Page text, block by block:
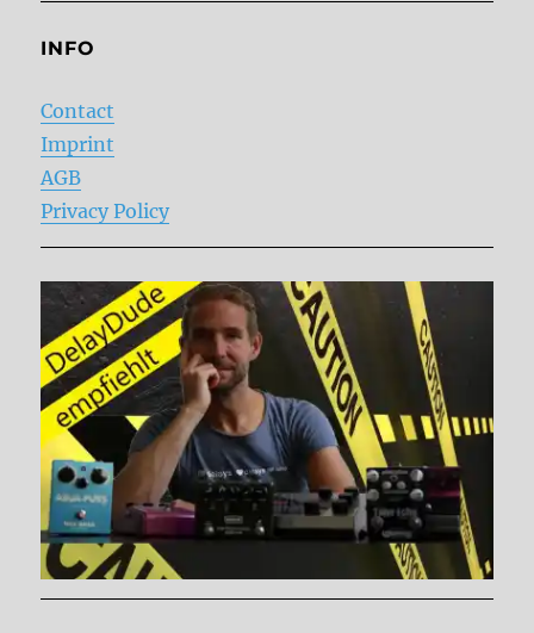
INFO
Contact
Imprint
AGB
Privacy Policy